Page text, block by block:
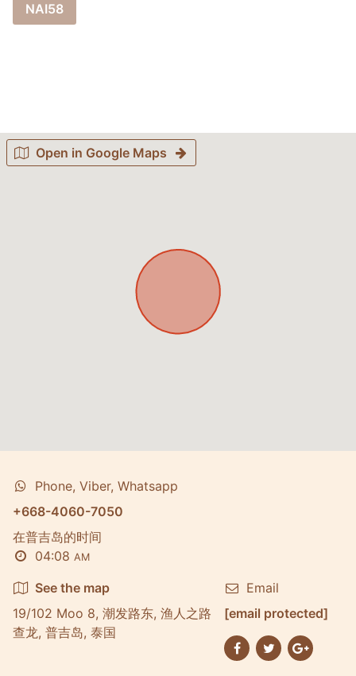
NAI58
Open in Google Maps
Phone, Viber, Whatsapp
+668-4060-7050
在普吉岛的时间
04:08 AM
See the map
19/102 Moo 8, 潮发路东, 渔人之路
查龙, 普吉岛, 泰国
Email
[email protected]